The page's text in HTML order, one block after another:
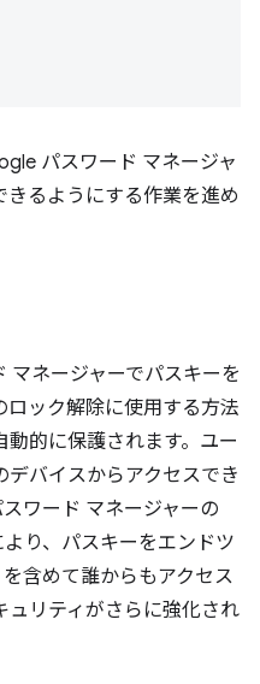
パスワード マネージャ
るようにする作業を進め
ネージャーでパスキーを
ック解除に使用する方法
動的に保護されます。ユー
バイスからアクセスでき
ワード マネージャーの
り、パスキーをエンドツ
含めて誰からもアクセス
ュリティがさらに強化され